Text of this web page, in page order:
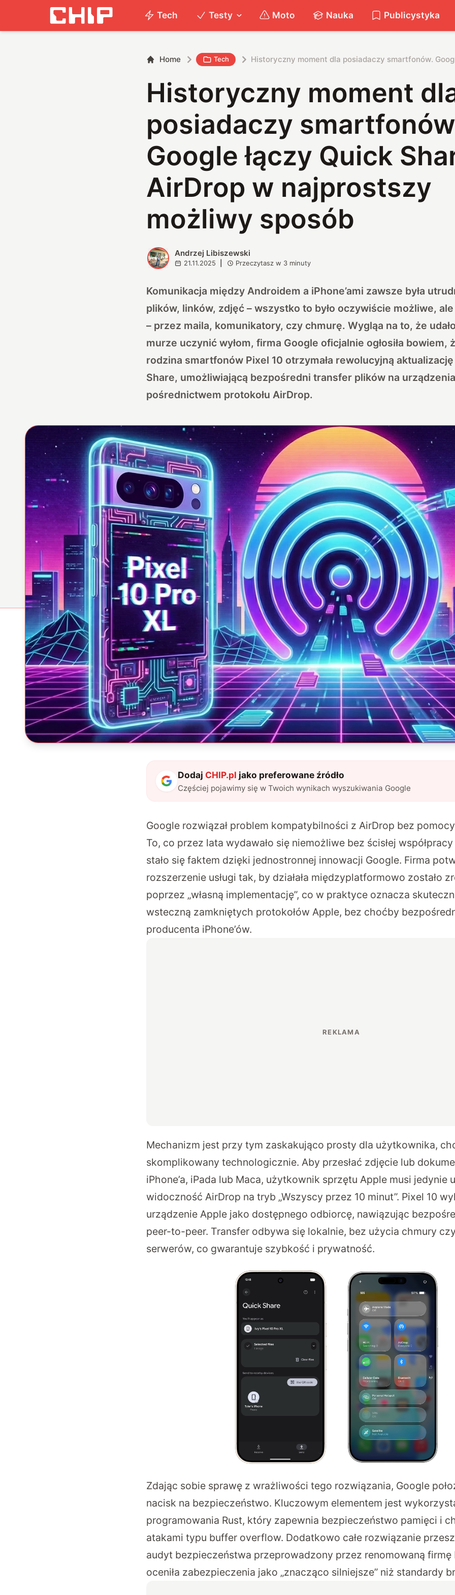
Tech Testy Moto Nauka Publicystyka
Home Tech Historyczny moment dla posiadaczy smartfonów.
Historyczny moment
posiadaczy
Google łączy Quick
AirDrop w najprostszy
możliwy sposób
A Andrzej Libiszewski
21.11.2025 Przeczytasz w 3 minuty
Komunikacja między Androidem a iPhone’ami zawsze była
plików, linków, zdjęć – wszystko to było oczywiście możliwe, ale
– przez maila, komunikatory, czy chmurę. Wygląa na to, że
murze uczynić wyłom, firma Google oficjalnie ogłosiła bowiem,
rodzina smartfonów Pixel 10 otrzymała rewolucyjną
Share, umożliwiającą bezpośredni transfer plików na
pośrednictwem protokołu AirDrop.
Dodaj CHIP.pl jako preferowane źródło
Częściej pojawimy się w Twoich wynikach wyszukiwania Google
Google rozwiązał problem kompatybilności z AirDrop bez pomocy
To, co przez lata wydawało się niemożliwe bez ścisłej
stało się faktem dzięki jednostronnej innowacji Google. Firma
rozszerzenie usługi tak, by działała międzyplatformowo zostało
poprzez „własną implementację”, co w praktyce oznacza
wsteczną zamkniętych protokołów Apple, bez choćby
producenta iPhone’ów.
Mechanizm jest przy tym zaskakująco prosty dla użytkownika,
skomplikowany technologicznie. Aby przesłać zdjęcie lub
iPhone’a, iPada lub Maca, użytkownik sprzętu Apple musi jedynie
widoczność AirDrop na tryb „Wszyscy przez 10 minut”. Pixel 10
urządzenie Apple jako dostępnego odbiorcę, nawiązując
peer-to-peer. Transfer odbywa się lokalnie, bez użycia chmury
serwerów, co gwarantuje szybkość i prywatność.
Zdając sobie sprawę z wrażliwości tego rozwiązania, Google
nacisk na bezpieczeństwo. Kluczowym elementem jest
programowania Rust, który zapewnia bezpieczeństwo pamięci i
atakami typu buffer overflow. Dodatkowo całe rozwiązanie
audyt bezpieczeństwa przeprowadzony przez renomowaną firmę
oceniła zabezpieczenia jako „znacząco silniejsze” niż standardy